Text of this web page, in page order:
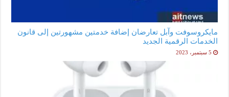
مايكروسوفت وآبل تعارضان إضافة خدمتين مشهورتين إلى قانون
الخدمات الرقمية الجديد
5 سبتمبر، 2023